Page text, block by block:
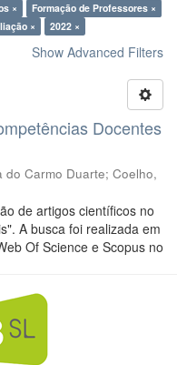
×
Formação de Professores ×
× 2022 ×
Show Advanced Filters
Docentes
do Carmo Duarte; Coelho,
de artigos científicos no
A busca foi realizada em
Of Science e Scopus no